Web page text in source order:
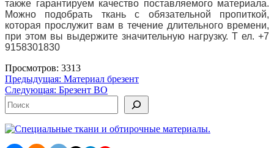
также гарантируем качество поставляемого материала.
Можно подобрать ткань с обязательной пропиткой,
которая прослужит вам в течение длительного времени,
при этом вы выдержите значительную нагрузку. Т ел. +7
9158301830
Просмотров: 3313
Навигация
по
записям
Предыдущая: Материал брезент
Следующая: Брезент ВО
Поиск